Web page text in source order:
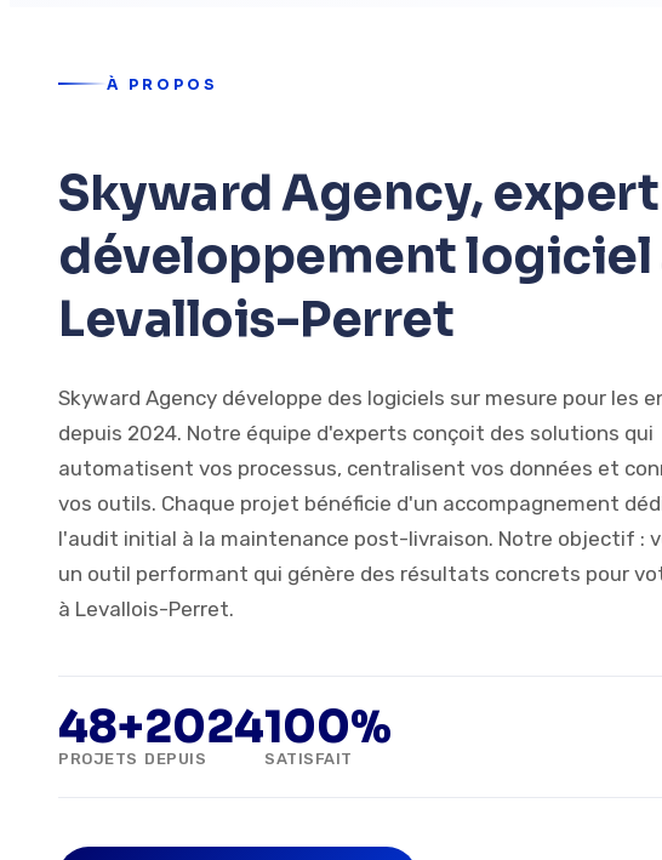
À PROPOS
Skyward Agency,
développement logiciel
Levallois-Perret
Skyward Agency développe des logiciels sur mesure pour les
depuis 2024. Notre équipe d'experts conçoit des solutions qui
automatisent vos processus, centralisent vos données et
vos outils. Chaque projet bénéficie d'un accompagnement
l'audit initial à la maintenance post-livraison. Notre objectif :
un outil performant qui génère des résultats concrets pour
à Levallois-Perret.
48+
PROJETS
2024
DEPUIS
100%
SATISFAIT